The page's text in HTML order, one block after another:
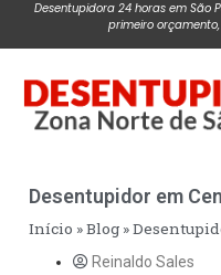
Desentupidora 24 horas em São
primeiro
Desentupidor em
Início »Blog »
Reinaldo Sales